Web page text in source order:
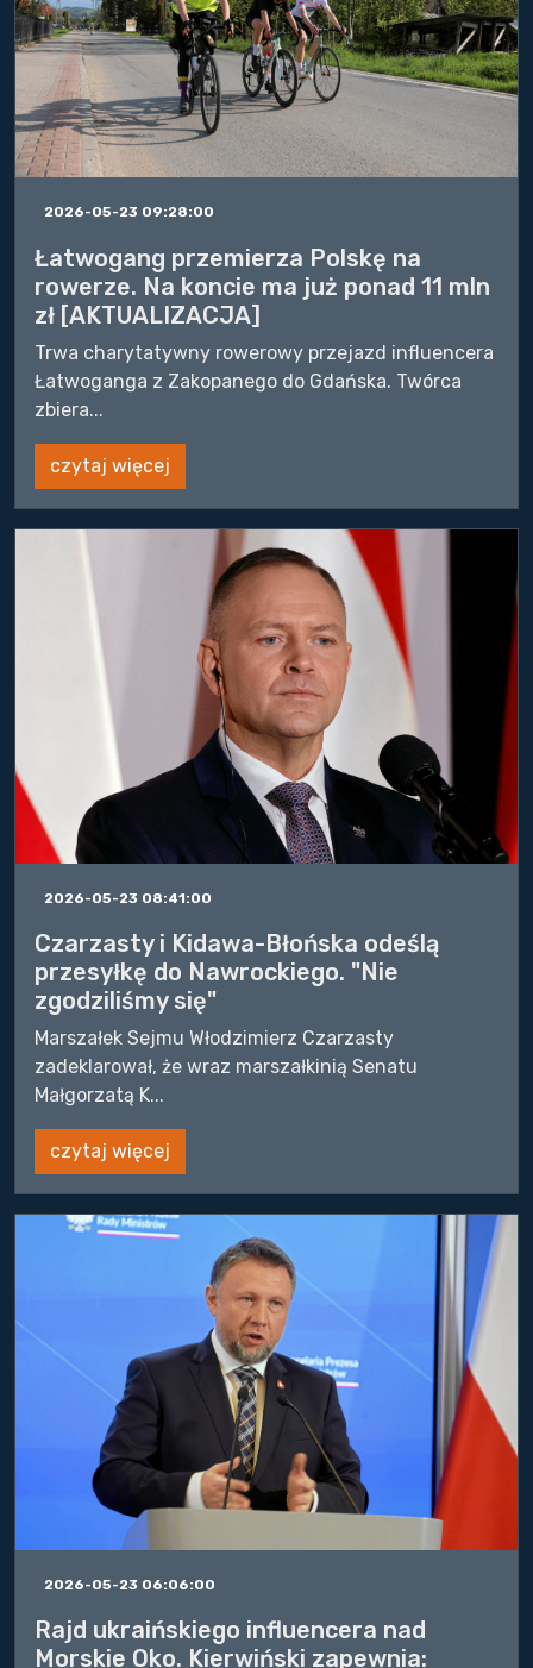
2026-05-23 09:28:00
Łatwogang przemierza Polskę na
rowerze. Na koncie ma już ponad 11 mln
zł [AKTUALIZACJA]
Trwa charytatywny rowerowy przejazd influencera
Łatwoganga z Zakopanego do Gdańska. Twórca
zbiera...
czytaj więcej
2026-05-23 08:41:00
Czarzasty i Kidawa-Błońska odeślą
przesyłkę do Nawrockiego. "Nie
zgodziliśmy się"
Marszałek Sejmu Włodzimierz Czarzasty
zadeklarował, że wraz marszałkinią Senatu
Małgorzatą K...
czytaj więcej
2026-05-23 06:06:00
Rajd ukraińskiego influencera nad
Morskie Oko. Kierwiński zapewnia: